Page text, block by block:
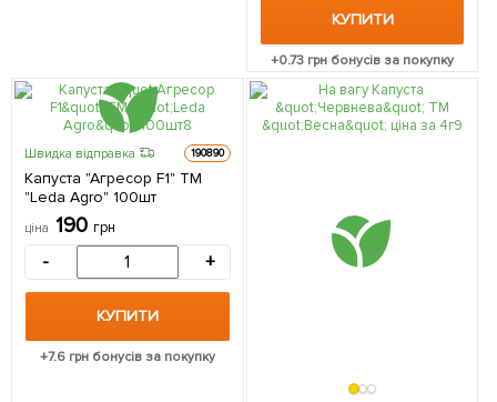
КУПИТИ
+0.73 грн бонусів за покупку
Швидка відправка 190890
Капуста "Агресор F1" ТМ
"Leda Agro" 100шт
ціна 190 грн
- +
КУПИТИ
+7.6 грн бонусів за покупку